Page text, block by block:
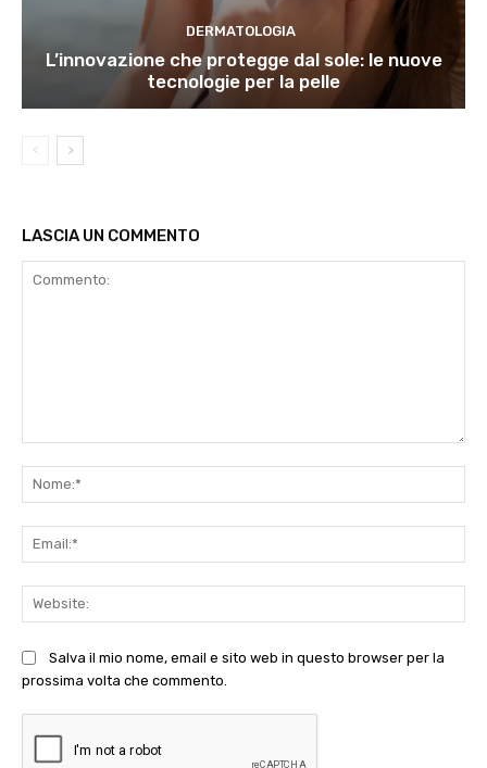
DERMATOLOGIA
L’innovazione che protegge dal sole: le nuove
tecnologie per la pelle
LASCIA UN COMMENTO
Salva il mio nome, email e sito web in questo browser per la
prossima volta che commento.